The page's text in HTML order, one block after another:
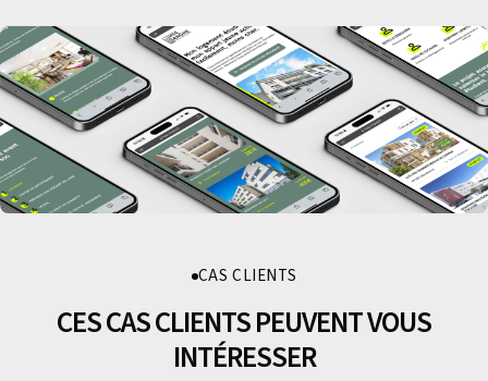
CAS CLIENTS
CES CAS CLIENTS PEUVENT VOUS
INTÉRESSER